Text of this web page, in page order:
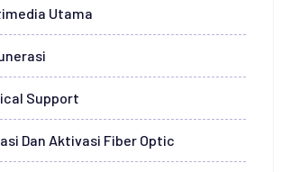
Utama
Support
Dan Aktivasi Fiber Optic